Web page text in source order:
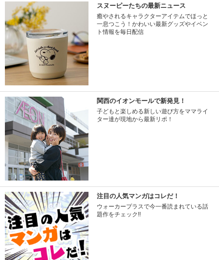
スヌーピーたちの最新ニュース
癒やされるキャラクターアイテムでほっと
一息つこう！かわいい最新グッズやイベン
ト情報を毎日配信
関西のイオンモールで新発見！
子どもと楽しめる新しい遊び方をママライ
ター達が現地から最新リポ！
注目の人気マンガはコレだ！
ウォーカープラスで今一番読まれている話
題作をチェック!!